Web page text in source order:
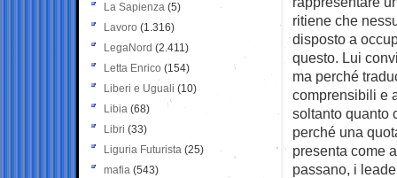
ritiene che
disposto a
questo. Lui
ma perché
comprensibili e
soltanto quanto
perché una
presenta come
passano, i
La Sapienza (5)
Lavoro (1.316)
LegaNord (2.411)
Letta Enrico (154)
Liberi e Uguali (10)
Libia (68)
Libri (33)
Liguria Futurista (25)
mafia (543)